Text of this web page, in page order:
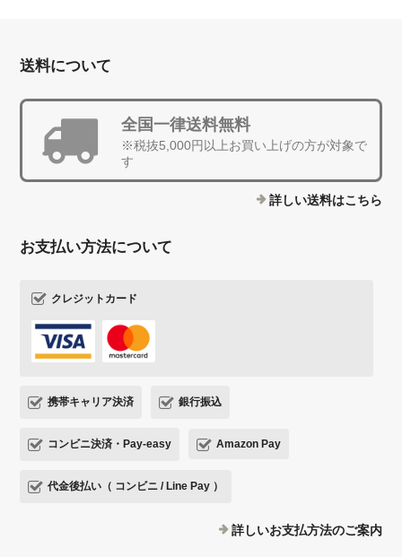
送料について
全国一律送料無料
※税抜5,000円以上お買い上げの方が対象で
す
詳しい送料はこちら
お支払い方法について
クレジットカード
携帯キャリア決済 銀行振込
コンビニ決済・Pay-easy Amazon Pay
代金後払い（ コンビニ / Line Pay ）
詳しいお支払方法のご案内